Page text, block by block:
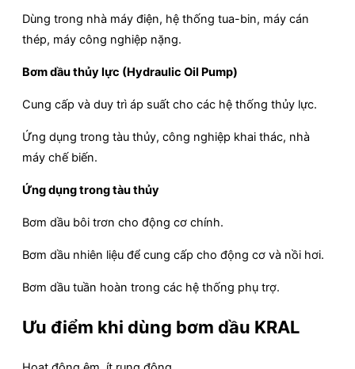
Dùng trong nhà máy điện, hệ thống tua-bin, máy cán
thép, máy công nghiệp nặng.
Bơm dầu thủy lực (Hydraulic Oil Pump)
Cung cấp và duy trì áp suất cho các hệ thống thủy lực.
Ứng dụng trong tàu thủy, công nghiệp khai thác, nhà
máy chế biến.
Ứng dụng trong tàu thủy
Bơm dầu bôi trơn cho động cơ chính.
Bơm dầu nhiên liệu để cung cấp cho động cơ và nồi hơi.
Bơm dầu tuần hoàn trong các hệ thống phụ trợ.
Ưu điểm khi dùng bơm dầu KRAL